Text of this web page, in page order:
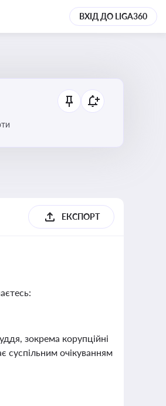
ВХІД ДО LIGA360
ЕКСПОРТ
зокрема корупційні
суспільним очікуванням